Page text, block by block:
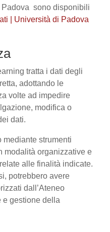
Padova sono disponibili
| Università di Padova
tratta i dati degli
adottando le
volte ad impedire
modifica o
dati.
mediante strumenti
modalità organizzative e
alle finalità indicate.
potrebbero avere
dall’Ateneo
e gestione della